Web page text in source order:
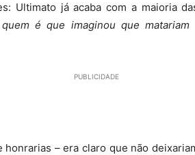
Ultimato já acaba com a maioria
quem é que imaginou que
PUBLICIDADE
honrarias – era claro que não